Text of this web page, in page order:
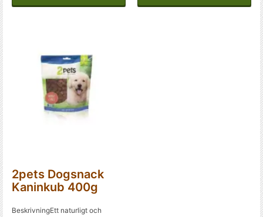
2pets Dogsnack
Kaninkub 400g
BeskrivningEtt naturligt och